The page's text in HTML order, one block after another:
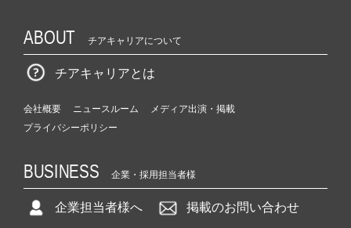
ABOUT チアキャリアについて
チアキャリアとは
会社概要 ニュースルーム
メディア出演・掲載
プライバシーポリシー
BUSINESS 企業・採用担当者様
企業担当者様へ 掲載のお問い合わせ